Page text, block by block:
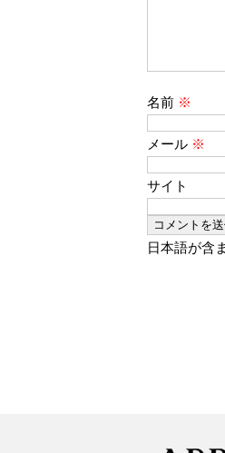
名前 ※
メール ※
サイト
日本語が含